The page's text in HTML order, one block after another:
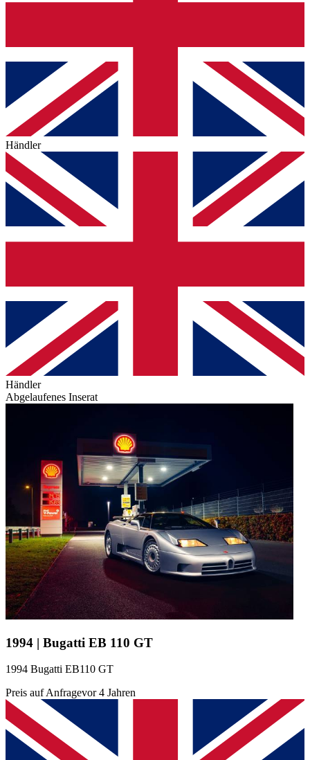
Händler
Händler
Abgelaufenes Inserat
1994 | Bugatti EB 110 GT
1994 Bugatti EB110 GT
Preis auf Anfragevor 4 Jahren